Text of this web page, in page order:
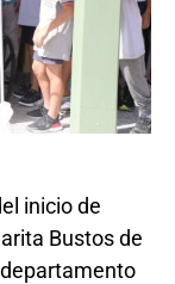
inicio de
Bustos de